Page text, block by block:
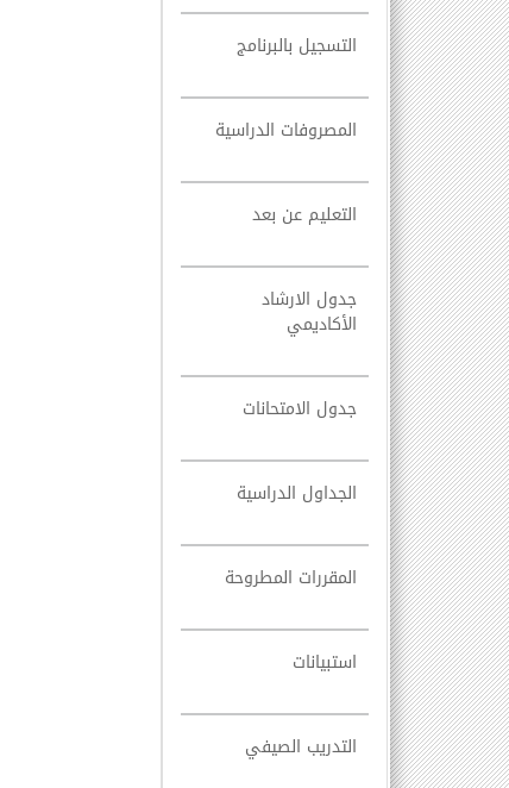
التسجيل بالبرنامج
المصروفات الدراسية
التعليم عن بعد
جدول الارشاد
الأكاديمي
جدول الامتحانات
الجداول الدراسية
المقررات المطروحة
استبيانات
التدريب الصيفي